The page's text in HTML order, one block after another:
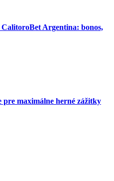
Argentina: bonos,
pre maximálne herné zážitky